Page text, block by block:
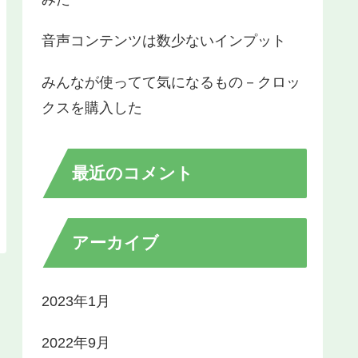
音声コンテンツは数少ないインプット
みんなが使ってて気になるもの－クロッ
クスを購入した
最近のコメント
アーカイブ
2023年1月
2022年9月